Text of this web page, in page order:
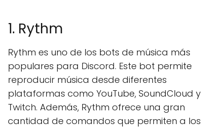
1. Rythm
Rythm es uno de los bots de música más
populares para Discord. Este bot permite
reproducir música desde diferentes
plataformas como YouTube, SoundCloud y
Twitch. Además, Rythm ofrece una gran
cantidad de comandos que permiten a los